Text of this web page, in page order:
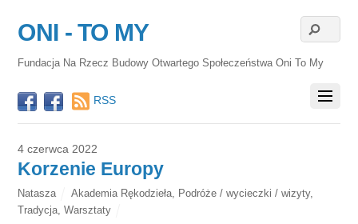
ONI - TO MY
Fundacja Na Rzecz Budowy Otwartego Społeczeństwa Oni To My
RSS
4 czerwca 2022
Korzenie Europy
Natasza Akademia Rękodzieła Podróże / wycieczki / wizyty,
Tradycja ,Warsztaty